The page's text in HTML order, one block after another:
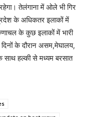
तेलंगाना में ओले भी गिर
के अधिकतर इलाकों में
के कुछ इलाकों में भारी
दिनों के दौरान असम,मेघालय,
साथ हल्की से मध्यम बरसात